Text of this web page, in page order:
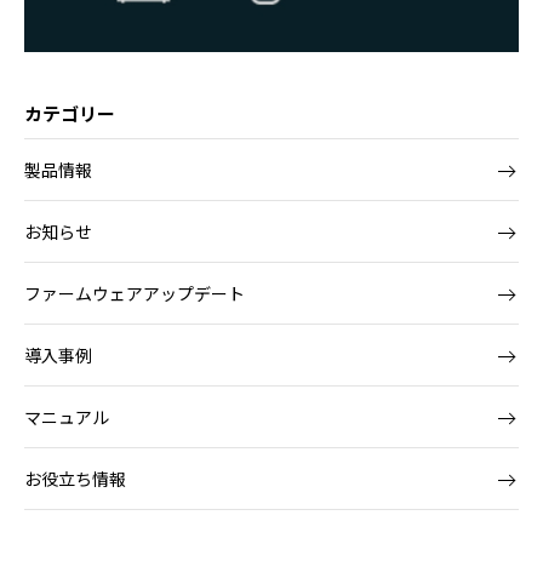
カテゴリー
製品情報
お知らせ
ファームウェアアップデート
導入事例
マニュアル
お役立ち情報